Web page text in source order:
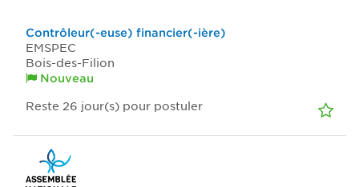
Contrôleur(-euse) financier(-ière)
EMSPEC
Bois-des-Filion
Nouveau
Reste 26 jour(s) pour postuler